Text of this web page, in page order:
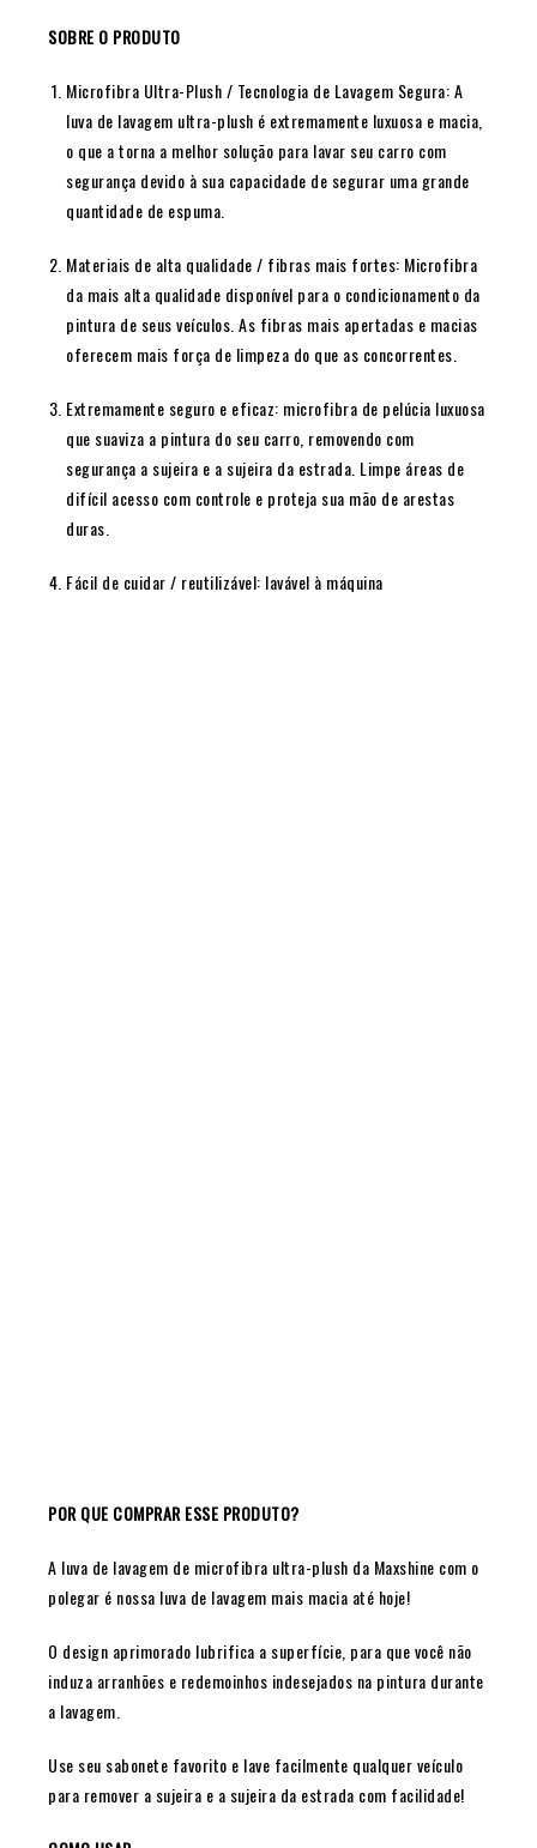
SOBRE O PRODUTO
Microfibra Ultra-Plush / Tecnologia de Lavagem Segura: A
luva de lavagem ultra-plush é extremamente luxuosa e macia,
o que a torna a melhor solução para lavar seu carro com
segurança devido à sua capacidade de segurar uma grande
quantidade de espuma.
Materiais de alta qualidade / fibras mais fortes: Microfibra
da mais alta qualidade disponível para o condicionamento da
pintura de seus veículos. As fibras mais apertadas e macias
oferecem mais força de limpeza do que as concorrentes.
Extremamente seguro e eficaz: microfibra de pelúcia luxuosa
que suaviza a pintura do seu carro, removendo com
segurança a sujeira e a sujeira da estrada. Limpe áreas de
difícil acesso com controle e proteja sua mão de arestas
duras.
Fácil de cuidar / reutilizável: lavável à máquina
POR QUE COMPRAR ESSE PRODUTO?
A luva de lavagem de microfibra ultra-plush da Maxshine com o
polegar é nossa luva de lavagem mais macia até hoje!
O design aprimorado lubrifica a superfície, para que você não
induza arranhões e redemoinhos indesejados na pintura durante
a lavagem.
Use seu sabonete favorito e lave facilmente qualquer veículo
para remover a sujeira e a sujeira da estrada com facilidade!